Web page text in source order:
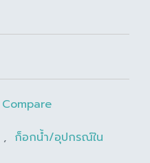
Compare
, ก็อกน้ำ/อุปกรณ์ใน